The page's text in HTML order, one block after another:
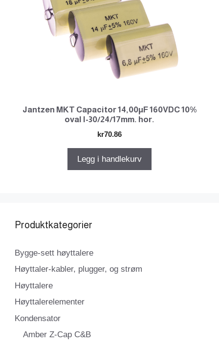
Jantzen MKT Capacitor 14,00µF 160VDC 10%
oval l-30/24/17mm. hor.
kr70.86
Legg i handlekurv
Produktkategorier
Bygge-sett høyttalere
Høyttaler-kabler, plugger, og strøm
Høyttalere
Høyttalerelementer
Kondensator
Amber Z-Cap C&B